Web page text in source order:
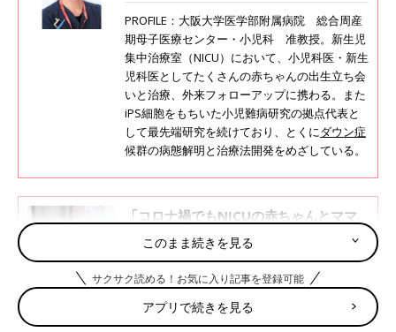
PROFILE：大阪大学医学部附属病院 総合周産
期母子医療センター・小児科 准教授。新生児
集中治療室（NICU）において、小児科医・新生
児科医としてたくさんの赤ちゃんの出生立ち会
いと治療、外来フォローアップに携わる。また
iPS細胞をもちいた小児難病研究の拠点代表と
して最先端研究を続けており、とくにダウン症
候群の病態解明と治療法開発をめざしている。
「コロナ禍でもNICUの赤ちゃんとママ
を会わせてあげたい…！」阪大病院小児
科医の挑戦
新型コロナウイルスの感染拡大以降、立ち会い
出産・家族との面会禁止など、赤ちゃんと家族
を取り巻く環境は激変しました。とくに出産後
に新生児集中治療室（以下、NICU）に入院して
いる赤ちゃんのママは、わずかな時間しかわが
このまま続きを見る
サクサク読める！お気に入り記事を登録可能
アプリで続きを見る